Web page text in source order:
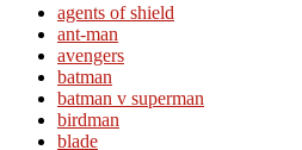
agents of shield
ant-man
avengers
batman
batman v superman
birdman
blade